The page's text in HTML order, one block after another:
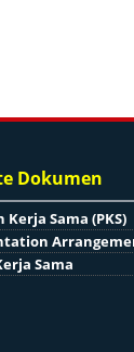
Dokumen
Sama (PKS)
Sama